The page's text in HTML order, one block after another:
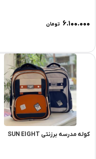
۶.۱۰۰.۰۰۰ تومان
کوله مدرسه برزنتی SUN EIGHT